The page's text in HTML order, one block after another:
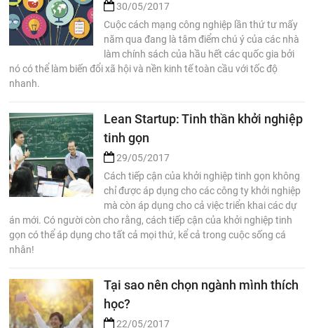
30/05/2017
Cuộc cách mạng công nghiệp lần thứ tư mấy
năm qua đang là tâm điểm chú ý của các nhà
làm chính sách của hầu hết các quốc gia bởi
nó có thể làm biến đổi xã hội và nền kinh tế toàn cầu với tốc độ
nhanh.
Lean Startup: Tinh thần khởi nghiệp
tinh gọn
29/05/2017
Cách tiếp cận của khởi nghiệp tinh gọn không
chỉ được áp dụng cho các công ty khởi nghiệp
mà còn áp dụng cho cả việc triển khai các dự
án mới. Có người còn cho rằng, cách tiếp cận của khởi nghiệp tinh
gọn có thể áp dụng cho tất cả mọi thứ, kể cả trong cuộc sống cá
nhân!
Tại sao nên chọn ngành mình thích
học?
22/05/2017